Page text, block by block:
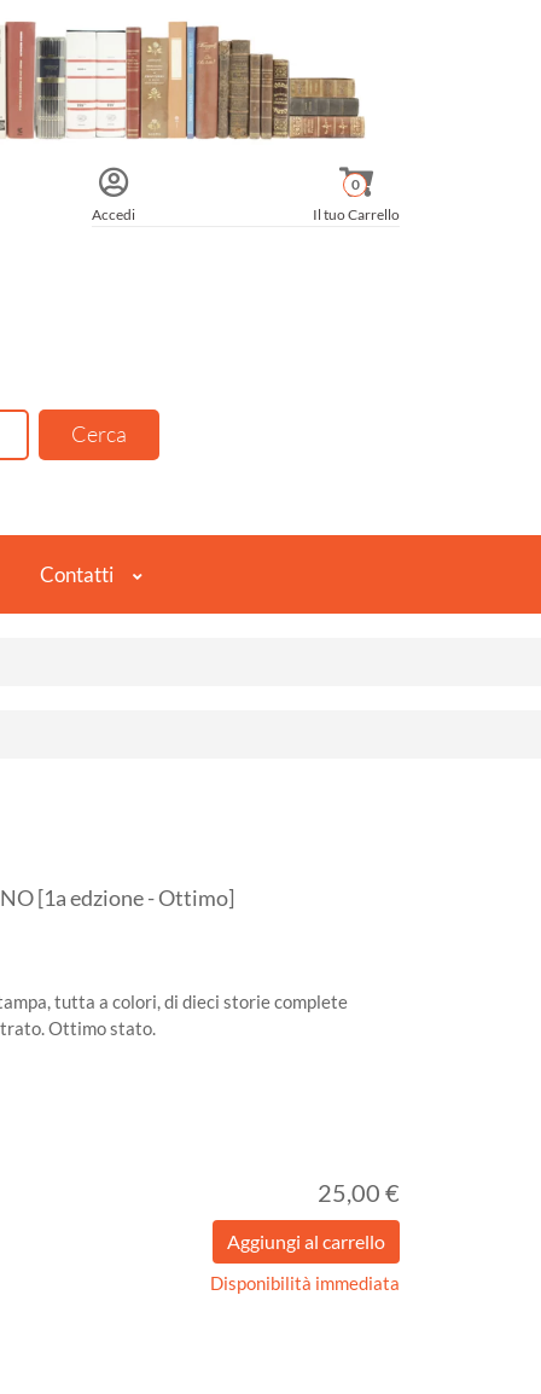
Accedi Il tuo Carrello
0
Contatti
[1a edzione - Ottimo]
tutta a colori, di dieci storie complete
Ottimo stato.
25,00 €
Disponibilità immediata